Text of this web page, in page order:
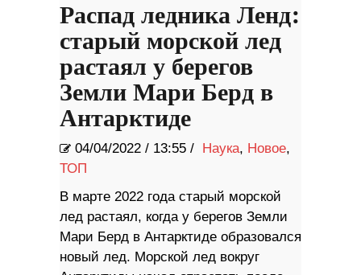
Распад ледника Ленд:
старый морской лед
растаял у берегов
Земли Мари Берд в
Антарктиде
04/04/2022 / 13:55 / Наука, Новое,
ТОП
В марте 2022 года старый морской
лед растаял, когда у берегов Земли
Мари Берд в Антарктиде образовался
новый лед. Морской лед вокруг